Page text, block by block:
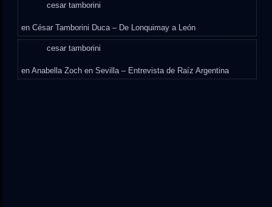
cesar tamborini
enCésar Tamborini Duca – De Lonquimay a León
cesar tamborini
enAnabella Zoch en Sevilla – Entrevista de Raíz Argentina